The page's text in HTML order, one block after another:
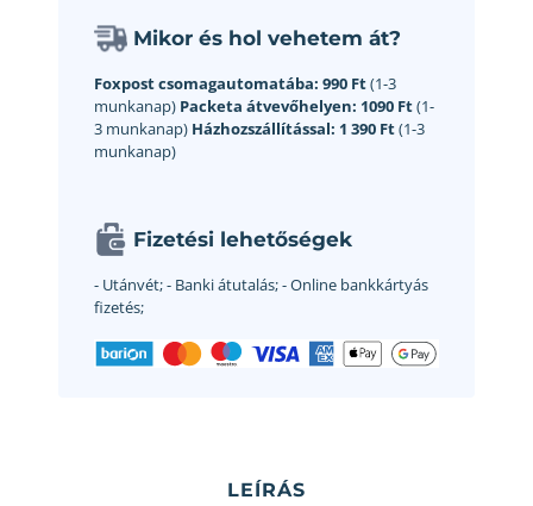
Mikor és hol vehetem át?
Foxpost csomagautomatába: 990 Ft(1-3
munkanap) Packeta átvevőhelyen: 1090 Ft(1-
3 munkanap) Házhozszállítással: 1 390 Ft(1-3
munkanap)
Fizetési lehetőségek
- Utánvét;- Banki átutalás;- Online bankkártyás
fizetés;